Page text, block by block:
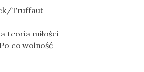
Truffaut
teoria miłości
co wolność